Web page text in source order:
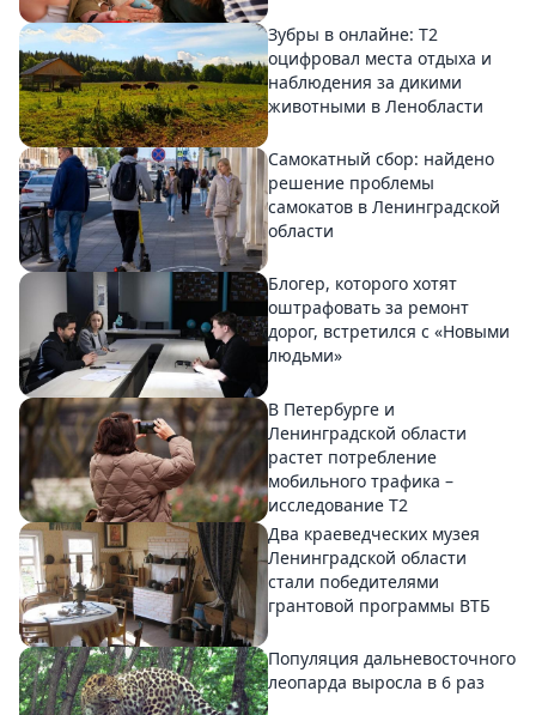
Зубры в онлайне: Т2
оцифровал места отдыха и
наблюдения за дикими
животными в Ленобласти
Самокатный сбор: найдено
решение проблемы
самокатов в Ленинградской
области
Блогер, которого хотят
оштрафовать за ремонт
дорог, встретился с «Новыми
людьми»
В Петербурге и
Ленинградской области
растет потребление
мобильного трафика –
исследование T2
Два краеведческих музея
Ленинградской области
стали победителями
грантовой программы ВТБ
Популяция дальневосточного
леопарда выросла в 6 раз